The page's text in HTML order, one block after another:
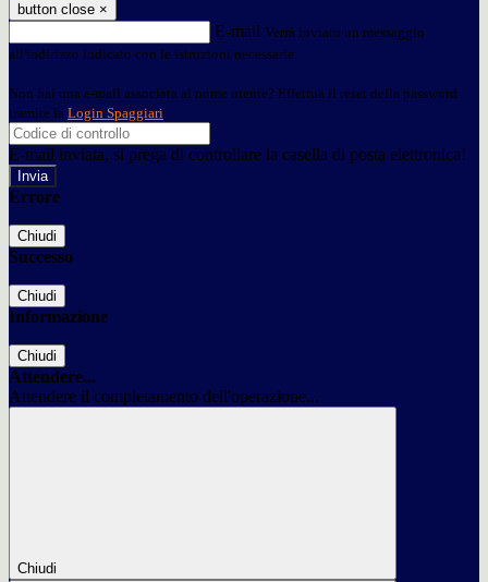
button close ×
E-mail Verrà inviato un messaggio
all'indirizzo indicato con le istruzioni necessarie.
Non hai una e-mail associata al nome utente? Effettua il reset della password
tramite la Login Spaggiari
E-mail inviata, si prega di controllare la casella di posta elettronica!
Errore
Chiudi
Successo
Chiudi
Informazione
Chiudi
Attendere...
Attendere il completamento dell'operazione...
Chiudi